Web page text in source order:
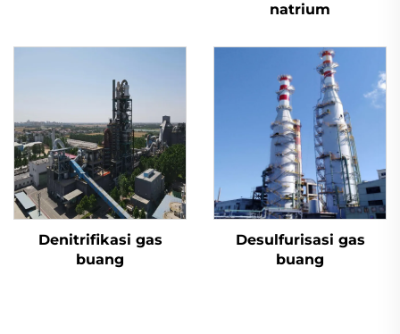
natrium
Denitrifikasi gas
buang
Desulfurisasi gas
buang